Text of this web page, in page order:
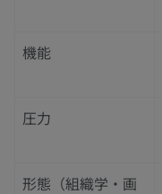
機能
圧力
形態（組織学・画